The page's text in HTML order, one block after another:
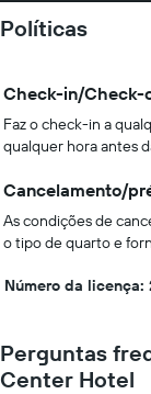
Políticas
Check-in/Check-
Faz o check-in a
qualquer hora antes
Cancelamento/
As condições de
o tipo de quarto e
Número da licença:
Perguntas
Center Hotel